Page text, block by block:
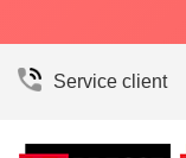
Service client